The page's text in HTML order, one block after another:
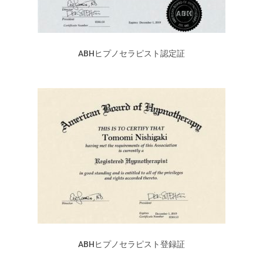
ABHヒプノセラピスト認定証
ABHヒプノセラピスト登録証